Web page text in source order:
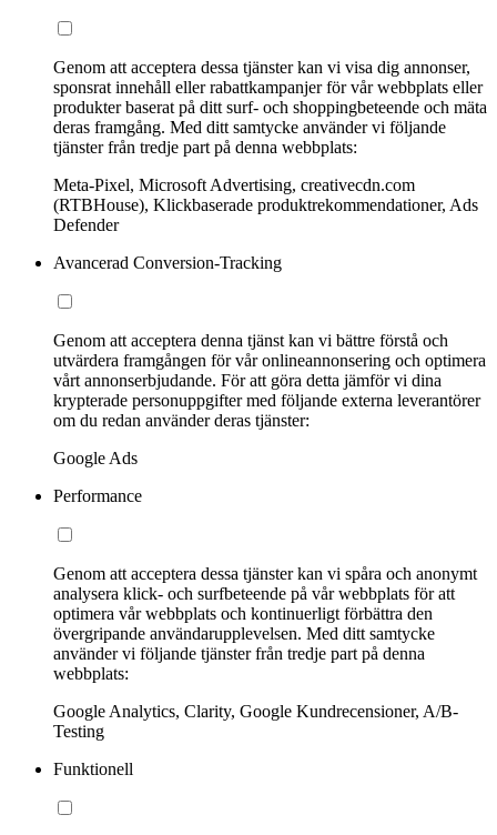
Genom att acceptera dessa tjänster kan vi visa dig annonser,
sponsrat innehåll eller rabattkampanjer för vår webbplats eller
produkter baserat på ditt surf- och shoppingbeteende och mäta
deras framgång. Med ditt samtycke använder vi följande
tjänster från tredje part på denna webbplats:
Meta-Pixel, Microsoft Advertising, creativecdn.com
(RTBHouse), Klickbaserade produktrekommendationer, Ads
Defender
Avancerad Conversion-Tracking
Genom att acceptera denna tjänst kan vi bättre förstå och
utvärdera framgången för vår onlineannonsering och optimera
vårt annonserbjudande. För att göra detta jämför vi dina
krypterade personuppgifter med följande externa leverantörer
om du redan använder deras tjänster:
Google Ads
Performance
Genom att acceptera dessa tjänster kan vi spåra och anonymt
analysera klick- och surfbeteende på vår webbplats för att
optimera vår webbplats och kontinuerligt förbättra den
övergripande användarupplevelsen. Med ditt samtycke
använder vi följande tjänster från tredje part på denna
webbplats:
Google Analytics, Clarity, Google Kundrecensioner, A/B-
Testing
Funktionell